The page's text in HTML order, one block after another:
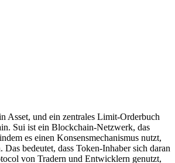
Asset, und ein zentrales Limit-Orderbuch
Sui ist ein Blockchain-Netzwerk, das
es einen Konsensmechanismus nutzt,
bedeutet, dass Token-Inhaber sich daran
von Tradern und Entwicklern genutzt,